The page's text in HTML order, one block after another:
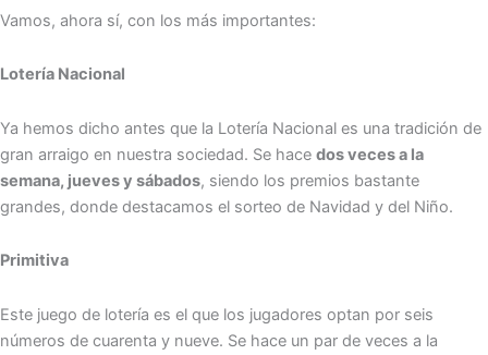
Vamos, ahora sí, con los más importantes:
Lotería Nacional
Ya hemos dicho antes que la Lotería Nacional es una tradición de
gran arraigo en nuestra sociedad. Se hace dos veces a la
semana, jueves y sábados, siendo los premios bastante
grandes, donde destacamos el sorteo de Navidad y del Niño.
Primitiva
Este juego de lotería es el que los jugadores optan por seis
números de cuarenta y nueve. Se hace un par de veces a la